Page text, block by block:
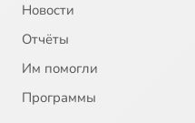
Новости
Отчёты
Им помогли
Программы